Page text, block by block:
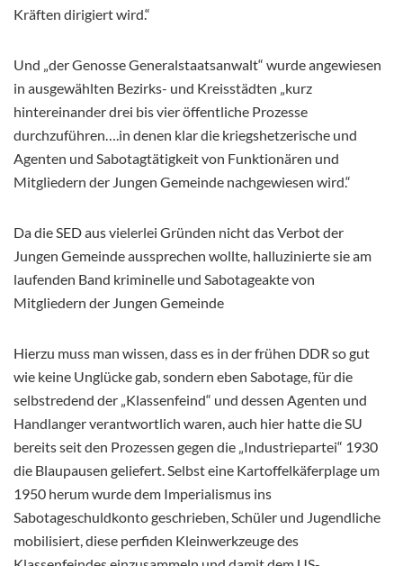
Kräften dirigiert wird.“
Und „der Genosse Generalstaatsanwalt“ wurde angewiesen
in ausgewählten Bezirks- und Kreisstädten „kurz
hintereinander drei bis vier öffentliche Prozesse
durchzuführen….in denen klar die kriegshetzerische und
Agenten und Sabotagtätigkeit von Funktionären und
Mitgliedern der Jungen Gemeinde nachgewiesen wird.“
Da die SED aus vielerlei Gründen nicht das Verbot der
Jungen Gemeinde aussprechen wollte, halluzinierte sie am
laufenden Band kriminelle und Sabotageakte von
Mitgliedern der Jungen Gemeinde
Hierzu muss man wissen, dass es in der frühen DDR so gut
wie keine Unglücke gab, sondern eben Sabotage, für die
selbstredend der „Klassenfeind“ und dessen Agenten und
Handlanger verantwortlich waren, auch hier hatte die SU
bereits seit den Prozessen gegen die „Industriepartei“ 1930
die Blaupausen geliefert. Selbst eine Kartoffelkäferplage um
1950 herum wurde dem Imperialismus ins
Sabotageschuldkonto geschrieben, Schüler und Jugendliche
mobilisiert, diese perfiden Kleinwerkzeuge des